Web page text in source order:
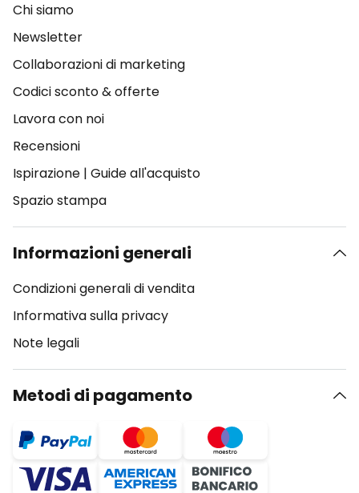
Chi siamo
Newsletter
Collaborazioni di marketing
Codici sconto & offerte
Lavora con noi
Recensioni
Ispirazione | Guide all'acquisto
Spazio stampa
Informazioni generali
Condizioni generali di vendita
Informativa sulla privacy
Note legali
Metodi di pagamento